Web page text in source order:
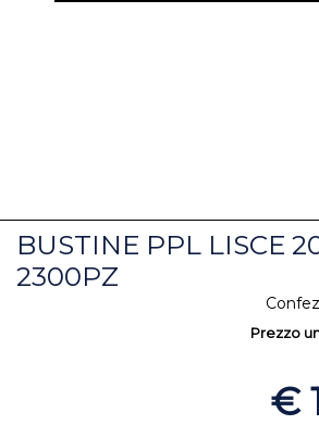
BUSTINE PPL LISCE
2300PZ
Prezzo
€